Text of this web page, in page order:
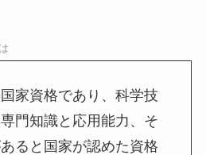
家資格であり、科学技
門知識と応用能力、そ
ると国家が認めた資格